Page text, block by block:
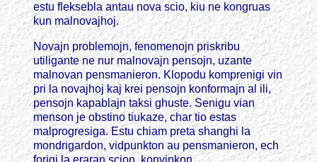
estu fleksebla antau nova scio, kiu ne kongruas
kun malnovajhoj.
Novajn problemojn, fenomenojn priskribu
utiligante ne nur malnovajn pensojn, uzante
malnovan pensmanieron. Klopodu komprenigi vin
pri la novajhoj kaj krei pensojn konformajn al ili,
pensojn kapablajn taksi ghuste. Senigu vian
menson je obstino tiukaze, char tio estas
malprogresiga. Estu chiam preta shanghi la
mondrigardon, vidpunkton au pensmanieron, ech
forigi la eraran scion, konvinkon.